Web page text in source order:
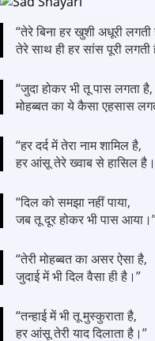
“तेरे बिना हर खुशी अधूरी लगती
तेरे साथ ही हर सांस पूरी लगती
“जुदा होकर भी तू पास लगता है,
मोहब्बत का ये कैसा एहसास
“हर दर्द में तेरा नाम शामिल है,
हर आंसू तेरे ख्वाब से हासिल
“दिल को समझा नहीं पाया,
जब तू दूर होकर भी पास
“तेरी मोहब्बत का असर ऐसा है,
जुदाई में भी दिल वैसा ही है।”
“तन्हाई में भी तू मुस्कुराता है,
हर आंसू तेरी याद दिलाता है।”